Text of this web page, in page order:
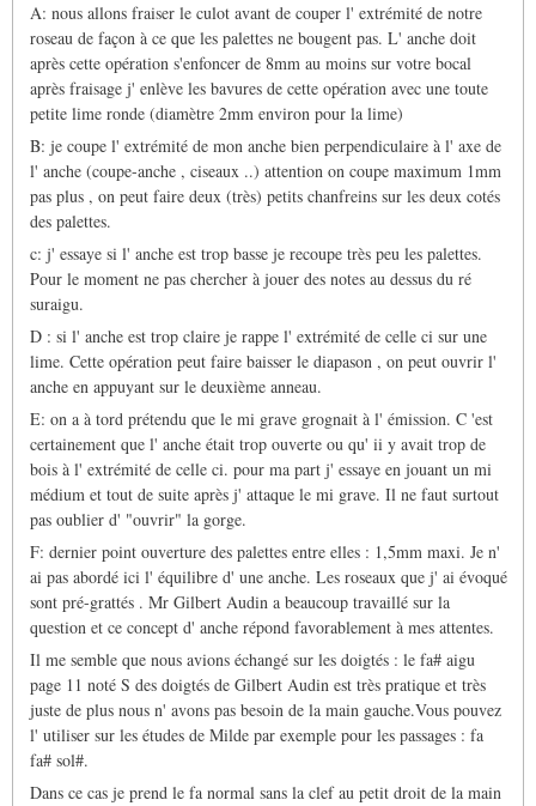
A: nous allons fraiser le culot avant de couper l' extrémité de notre
roseau de façon à ce que les palettes ne bougent pas. L' anche doit
après cette opération s'enfoncer de 8mm au moins sur votre bocal
après fraisage j' enlève les bavures de cette opération avec une toute
petite lime ronde (diamètre 2mm environ pour la lime)
B: je coupe l' extrémité de mon anche bien perpendiculaire à l' axe de
l' anche (coupe-anche , ciseaux ..) attention on coupe maximum 1mm
pas plus , on peut faire deux (très) petits chanfreins sur les deux cotés
des palettes.
c: j' essaye si l' anche est trop basse je recoupe très peu les palettes.
Pour le moment ne pas chercher à jouer des notes au dessus du ré
suraigu.
D : si l' anche est trop claire je rappe l' extrémité de celle ci sur une
lime. Cette opération peut faire baisser le diapason , on peut ouvrir l'
anche en appuyant sur le deuxième anneau.
E: on a à tord prétendu que le mi grave grognait à l' émission. C 'est
certainement que l' anche était trop ouverte ou qu' ii y avait trop de
bois à l' extrémité de celle ci. pour ma part j' essaye en jouant un mi
médium et tout de suite après j' attaque le mi grave. Il ne faut surtout
pas oublier d' "ouvrir" la gorge.
F: dernier point ouverture des palettes entre elles : 1,5mm maxi. Je n'
ai pas abordé ici l' équilibre d' une anche. Les roseaux que j' ai évoqué
sont pré-grattés . Mr Gilbert Audin a beaucoup travaillé sur la
question et ce concept d' anche répond favorablement à mes attentes.
Il me semble que nous avions échangé sur les doigtés : le fa# aigu
page 11 noté S des doigtés de Gilbert Audin est très pratique et très
juste de plus nous n' avons pas besoin de la main gauche.Vous pouvez
l' utiliser sur les études de Milde par exemple pour les passages : fa
fa# sol#.
Dans ce cas je prend le fa normal sans la clef au petit droit de la main